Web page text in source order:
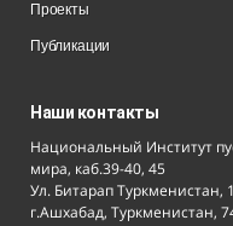
Проекты
Публикации
Наши контакты
Национальный Институт
мира, каб.39-40, 45
Ул. Битарап Туркменистан,
г.Ашхабад, Туркменистан,